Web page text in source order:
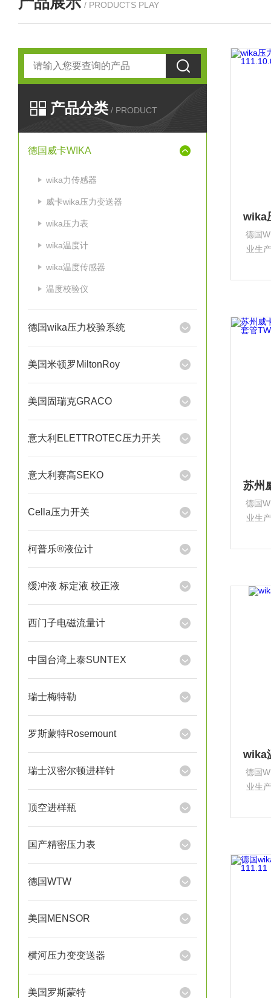
/ PRODUCTS PLAY
产品分类 / PRODUCT
德国威卡WIKA
wika力传感器
威卡wika压力变送器
wika压力表
wika温度计
wika温度传感器
温度校验仪
德国wika压力校验系统
美国米顿罗MiltonRoy
美国固瑞克GRACO
意大利ELETTROTEC压力开关
意大利赛高SEKO
Cella压力开关
柯普乐®液位计
缓冲液 标定液 校正液
西门子电磁流量计
中国台湾上泰SUNTEX
瑞士梅特勒
罗斯蒙特Rosemount
瑞士汉密尔顿进样针
顶空进样瓶
国产精密压力表
德国WTW
美国MENSOR
横河压力变变送器
美国罗斯蒙特
德国
业生
根堡
德国
业生
根堡
德国
业生
根堡